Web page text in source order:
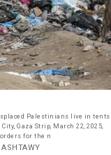
Palestinians live in tents
Gaza Strip, March 22, 2025,
for the n